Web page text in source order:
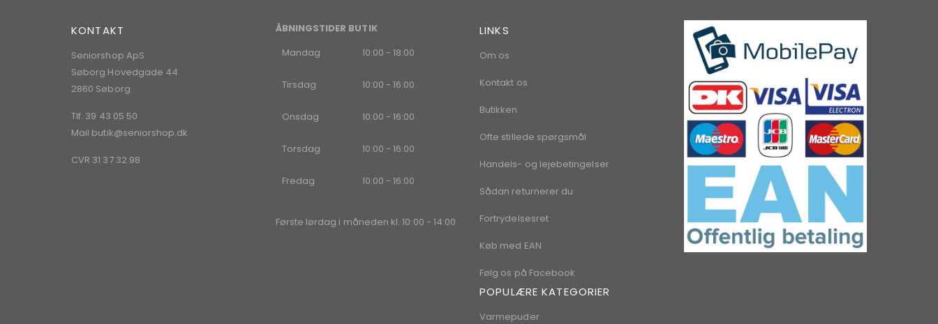
KONTAKT
Seniorshop ApS
Søborg Hovedgade 44
2860 Søborg
Tlf. 39 43 05 50
Mail butik@seniorshop.dk
CVR 31 37 32 98
ÅBNINGSTIDER BUTIK
Mandag
10:00 - 18:00
Tirsdag 10:00 - 16:00
Onsdag 10:00 - 16:00
Torsdag 10:00 - 16:00
Fredag 10:00 - 16:00
Første lørdag i måneden kl. 10:00 - 14:00
LINKS
Om os
Kontakt os
Butikken
Ofte stillede spørgsmål
Handels- og lejebetingelser
Sådan returnerer du
Fortrydelsesret
Køb med EAN
Følg os på Facebook
POPULÆRE KATEGORIER
Varmepuder